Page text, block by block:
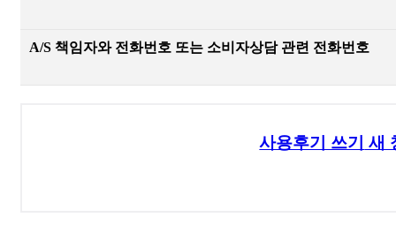
A/S 책임자와 전화번호 또는 소비자상담 관련 전화번호
사용후기 쓰기 새